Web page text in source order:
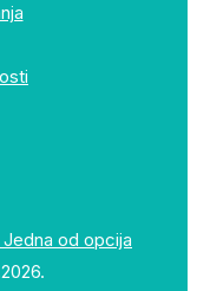
od opcija